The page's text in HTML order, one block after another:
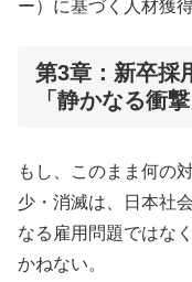
ー）に基づく人材獲
第3章：新卒採
「静かなる衝撃
もし、このまま何の
少・消滅は、日本社
なる雇用問題ではな
かねない。